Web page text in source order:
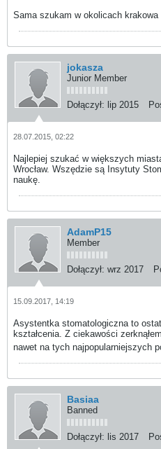
Sama szukam w okolicach krakowa
jokasza
Junior Member
Dołączył: lip 2015
28.07.2015, 02:22
Najlepiej szukać w większych
Wrocław. Wszędzie są Insytuty
naukę.
AdamP15
Member
Dołączył: wrz 2017
15.09.2017, 14:19
Asystentka stomatologiczna to
kształcenia. Z ciekawości
nawet na tych najpopularniejszych
Basiaa
Banned
Dołączył: lis 2017